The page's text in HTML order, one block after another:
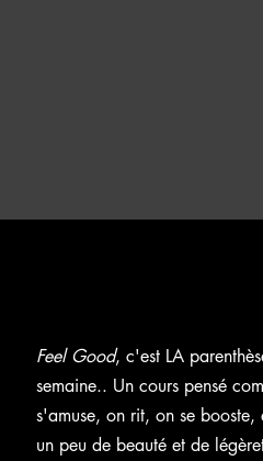
Feel Good, c'est LA
semaine.. Un cours pensé
s'amuse, on rit, on se booste,
un peu de beauté et de